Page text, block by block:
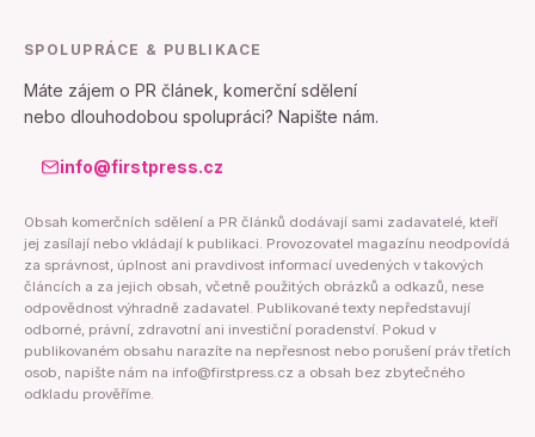
SPOLUPRÁCE & PUBLIKACE
Máte zájem o PR článek, komerční sdělení
nebo dlouhodobou spolupráci? Napište nám.
info@firstpress.cz
Obsah komerčních sdělení a PR článků dodávají sami zadavatelé, kteří
jej zasílají nebo vkládají k publikaci. Provozovatel magazínu neodpovídá
za správnost, úplnost ani pravdivost informací uvedených v takových
článcích a za jejich obsah, včetně použitých obrázků a odkazů, nese
odpovědnost výhradně zadavatel. Publikované texty nepředstavují
odborné, právní, zdravotní ani investiční poradenství. Pokud v
publikovaném obsahu narazíte na nepřesnost nebo porušení práv třetích
osob, napište nám na info@firstpress.cz a obsah bez zbytečného
odkladu prověříme.